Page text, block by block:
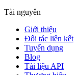
Tài nguyên
Giới thiệu
Đối tác liên kết
Tuyển dụng
Blog
Tài liệu API